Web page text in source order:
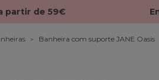
partir de 59€
Banheira com suporte JANE Oasis